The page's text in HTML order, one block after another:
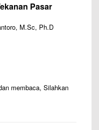
Pasar
M.Sc, Ph.D
membaca, Silahkan